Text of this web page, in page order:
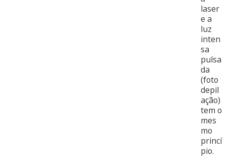
laser
e a
luz
inten
sa
pulsa
da
(foto
depil
ação)
tem o
mes
mo
princí
pio.